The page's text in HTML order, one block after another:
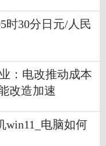
时30分日元/人民
：电改推动成本
改造加速
win11_电脑如何